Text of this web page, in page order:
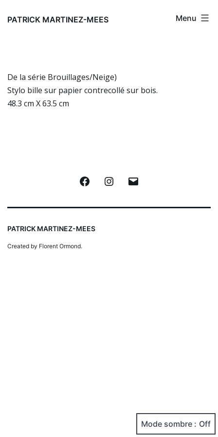
auPATRICK MARTINEZ-MEES Menu
De la série Brouillages/Neige)
Stylo bille sur papier contrecollé sur bois.
48.3 cm X 63.5 cm
FacebookInstagram
PATRICK MARTINEZ-MEES
Created by Florent Ormond.
Mode sombre :